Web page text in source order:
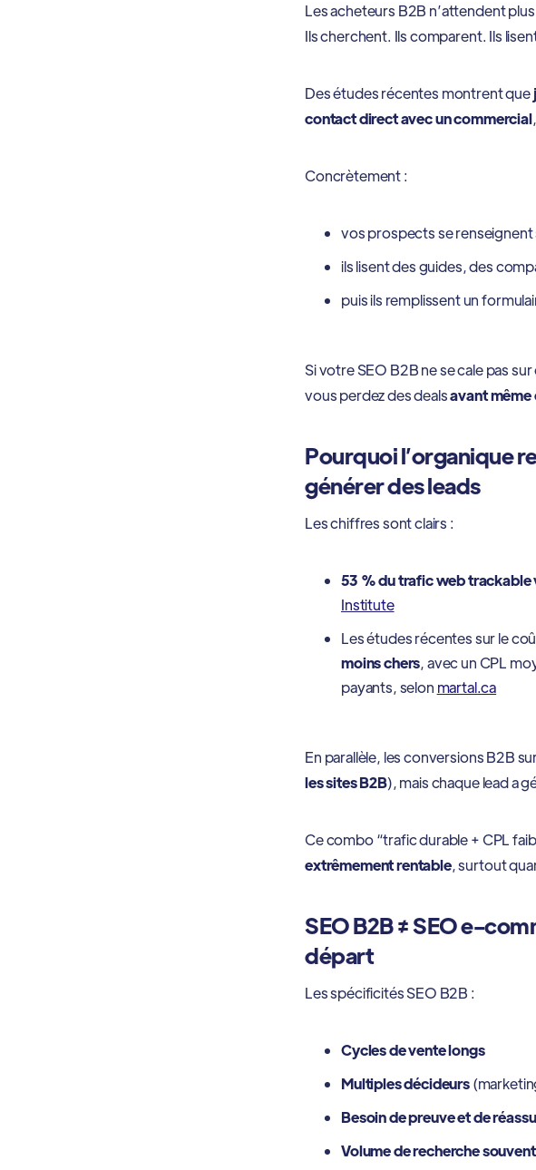
Les acheteurs B2B n’attendent plus
Ils cherchent. Ils comparent. Ils
Des études récentes montrent que
contact direct avec un commercial
Concrètement :
vos prospects se
ils lisent des guides, des
puis ils remplissent un
Si votre SEO B2B ne se cale pas
vous perdez des dealsavant même
Pourquoi l’organique
générer des leads
Les chiffres sont clairs :
53 % du trafic web trackable
Institute
Les études récentes sur le
moins chers, avec un CPL
payants, selon martal.ca
En parallèle, les conversions B2B
les sites B2B), mais chaque lead a
Ce combo “trafic durable + CPL
extrêmement rentable, surtout
SEO B2B ≠ SEO e-
départ
Les spécificités SEO B2B :
Cycles de vente longs
Multiples décideurs
Besoin de preuve et de
Volume de recherche